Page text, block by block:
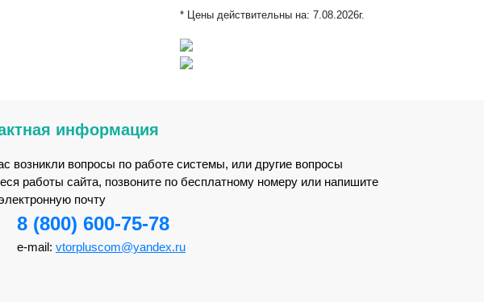
* Цены действительны на: 7.08.2026г.
информация
возникли вопросы по работе системы, или другие вопросы
работы сайта, позвоните по бесплатному номеру или напишите
почту
8 (800) 600-75-78
e-mail: vtorpluscom@yandex.ru